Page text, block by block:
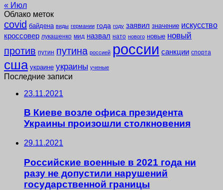
« Июл
Облако меток
covid байдена виды германии года году заявил значение искусство
кроссовер лукашенко мид назвал нато нового новые новый
против путин путина россией россии санкции спорта
сша украине украины ученые
Последние записи
23.11.2021
В Киеве возле офиса президента
Украины произошли столкновения
29.11.2021
Российские военные в 2021 года ни
разу не допустили нарушений
государственной границы